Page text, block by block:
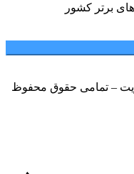
برتر کشور
فریت – تمامی حقوق محفوظ